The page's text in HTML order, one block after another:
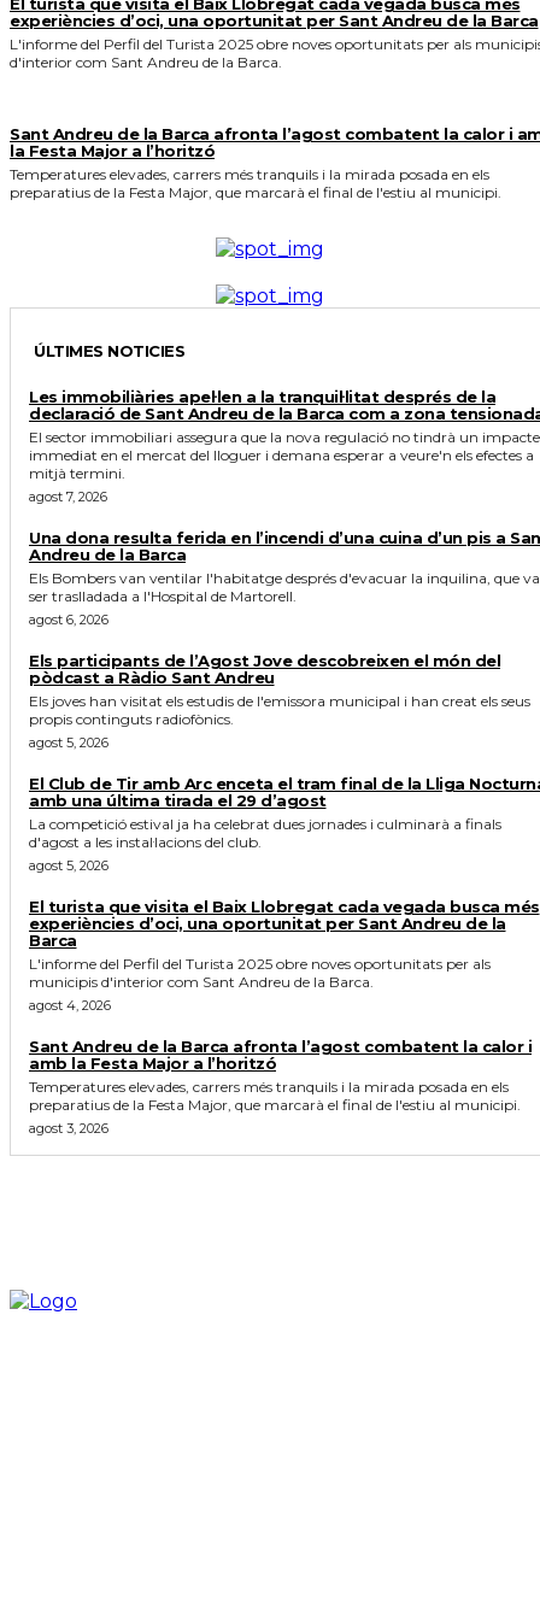
experiències d’oci, una oportunitat per Sant Andreu de la Barca
L'informe del Perfil del Turista 2025 obre noves oportunitats per als
d'interior com Sant Andreu de la Barca.
Sant Andreu de la Barca afronta l’agost combatent la calor i
la Festa Major a l’horitzó
Temperatures elevades, carrers més tranquils i la mirada posada en els
preparatius de la Festa Major, que marcarà el final de l'estiu al municipi.
ÚLTIMES NOTICIES
Les immobiliàries apel·len a la tranquil·litat després de la
declaració de Sant Andreu de la Barca com a zona
El sector immobiliari assegura que la nova regulació no tindrà un impacte
immediat en el mercat del lloguer i demana esperar a veure'n els efectes a
mitjà termini.
agost 7, 2026
Una dona resulta ferida en l’incendi d’una cuina d’un pis a
Andreu de la Barca
Els Bombers van ventilar l'habitatge després d'evacuar la inquilina, que va
ser traslladada a l'Hospital de Martorell.
agost 6, 2026
Els participants de l’Agost Jove descobreixen el món del
pòdcast a Ràdio Sant Andreu
Els joves han visitat els estudis de l'emissora municipal i han creat els seus
propis continguts radiofònics.
agost 5, 2026
El Club de Tir amb Arc enceta el tram final de la Lliga
amb una última tirada el 29 d’agost
La competició estival ja ha celebrat dues jornades i culminarà a finals
d'agost a les instal·lacions del club.
agost 5, 2026
El turista que visita el Baix Llobregat cada vegada busca més
experiències d’oci, una oportunitat per Sant Andreu de la
Barca
L'informe del Perfil del Turista 2025 obre noves oportunitats per als
municipis d'interior com Sant Andreu de la Barca.
agost 4, 2026
Sant Andreu de la Barca afronta l’agost combatent la calor i
amb la Festa Major a l’horitzó
Temperatures elevades, carrers més tranquils i la mirada posada en els
preparatius de la Festa Major, que marcarà el final de l'estiu al municipi.
agost 3, 2026